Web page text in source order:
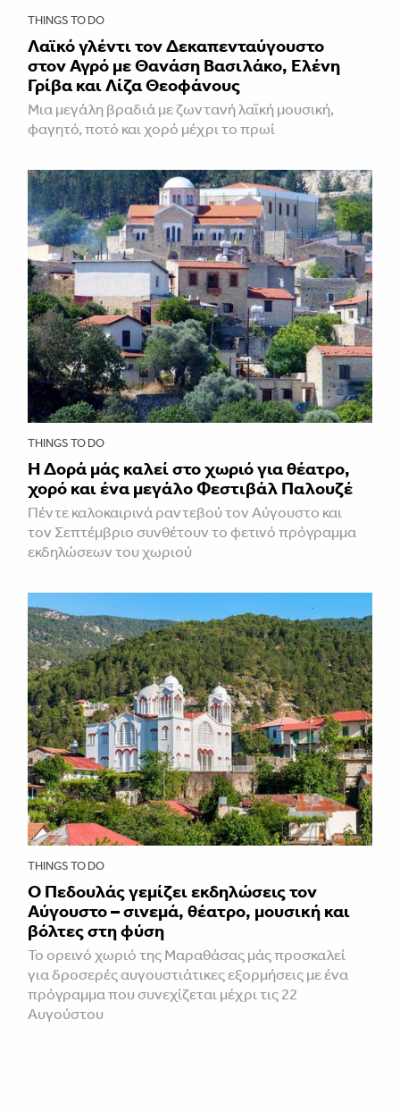
THINGS TO DO
Λαϊκό γλέντι τον Δεκαπενταύγουστο
στον Αγρό με Θανάση Βασιλάκο, Ελένη
Γρίβα και Λίζα Θεοφάνους
Μια μεγάλη βραδιά με ζωντανή λαϊκή μουσική,
φαγητό, ποτό και χορό μέχρι το πρωί
THINGS TO DO
Η Δορά μάς καλεί στο χωριό για θέατρο,
χορό και ένα μεγάλο Φεστιβάλ Παλουζέ
Πέντε καλοκαιρινά ραντεβού τον Αύγουστο και
τον Σεπτέμβριο συνθέτουν το φετινό πρόγραμμα
εκδηλώσεων του χωριού
THINGS TO DO
Ο Πεδουλάς γεμίζει εκδηλώσεις τον
Αύγουστο – σινεμά, θέατρο, μουσική και
βόλτες στη φύση
Το ορεινό χωριό της Μαραθάσας μάς προσκαλεί
για δροσερές αυγουστιάτικες εξορμήσεις με ένα
πρόγραμμα που συνεχίζεται μέχρι τις 22
Αυγούστου